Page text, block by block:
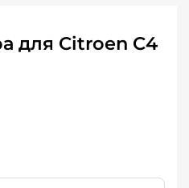
для Citroen C4